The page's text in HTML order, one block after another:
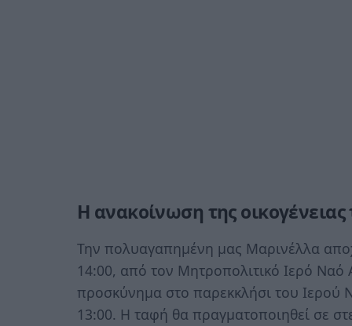
Η ανακοίνωση της
Την πολυαγαπημένη μας Μαρινέλλα
14:00, από τον Μητροπολιτικό Ιερό Ναό
προσκύνημα στο παρεκκλήσι του Ιερού
13:00. Η ταφή θα πραγματοποιηθεί σε